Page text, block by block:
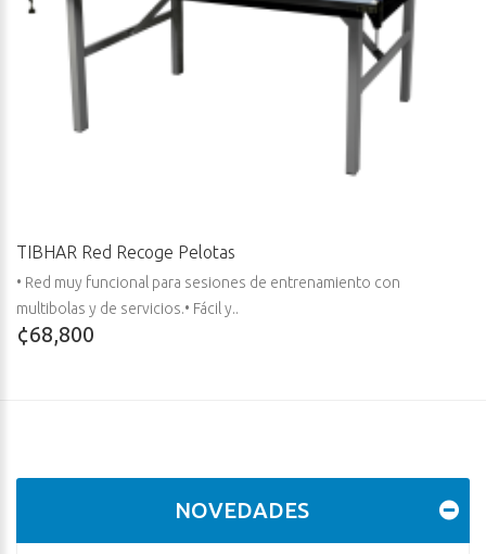
TIBHAR Red Recoge Pelotas
• Red muy funcional para sesiones de entrenamiento con
multibolas y de servicios.• Fácil y..
¢68,800
NOVEDADES